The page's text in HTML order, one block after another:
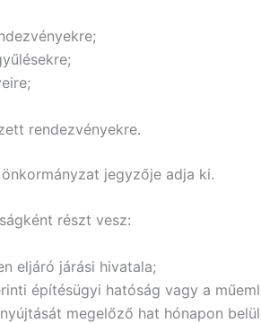
rendezvényekre.
jegyzője adja ki.
részt vesz:
eljáró járási hivatala;
építésügyi hatóság vagy a
megelőző hat hónapon